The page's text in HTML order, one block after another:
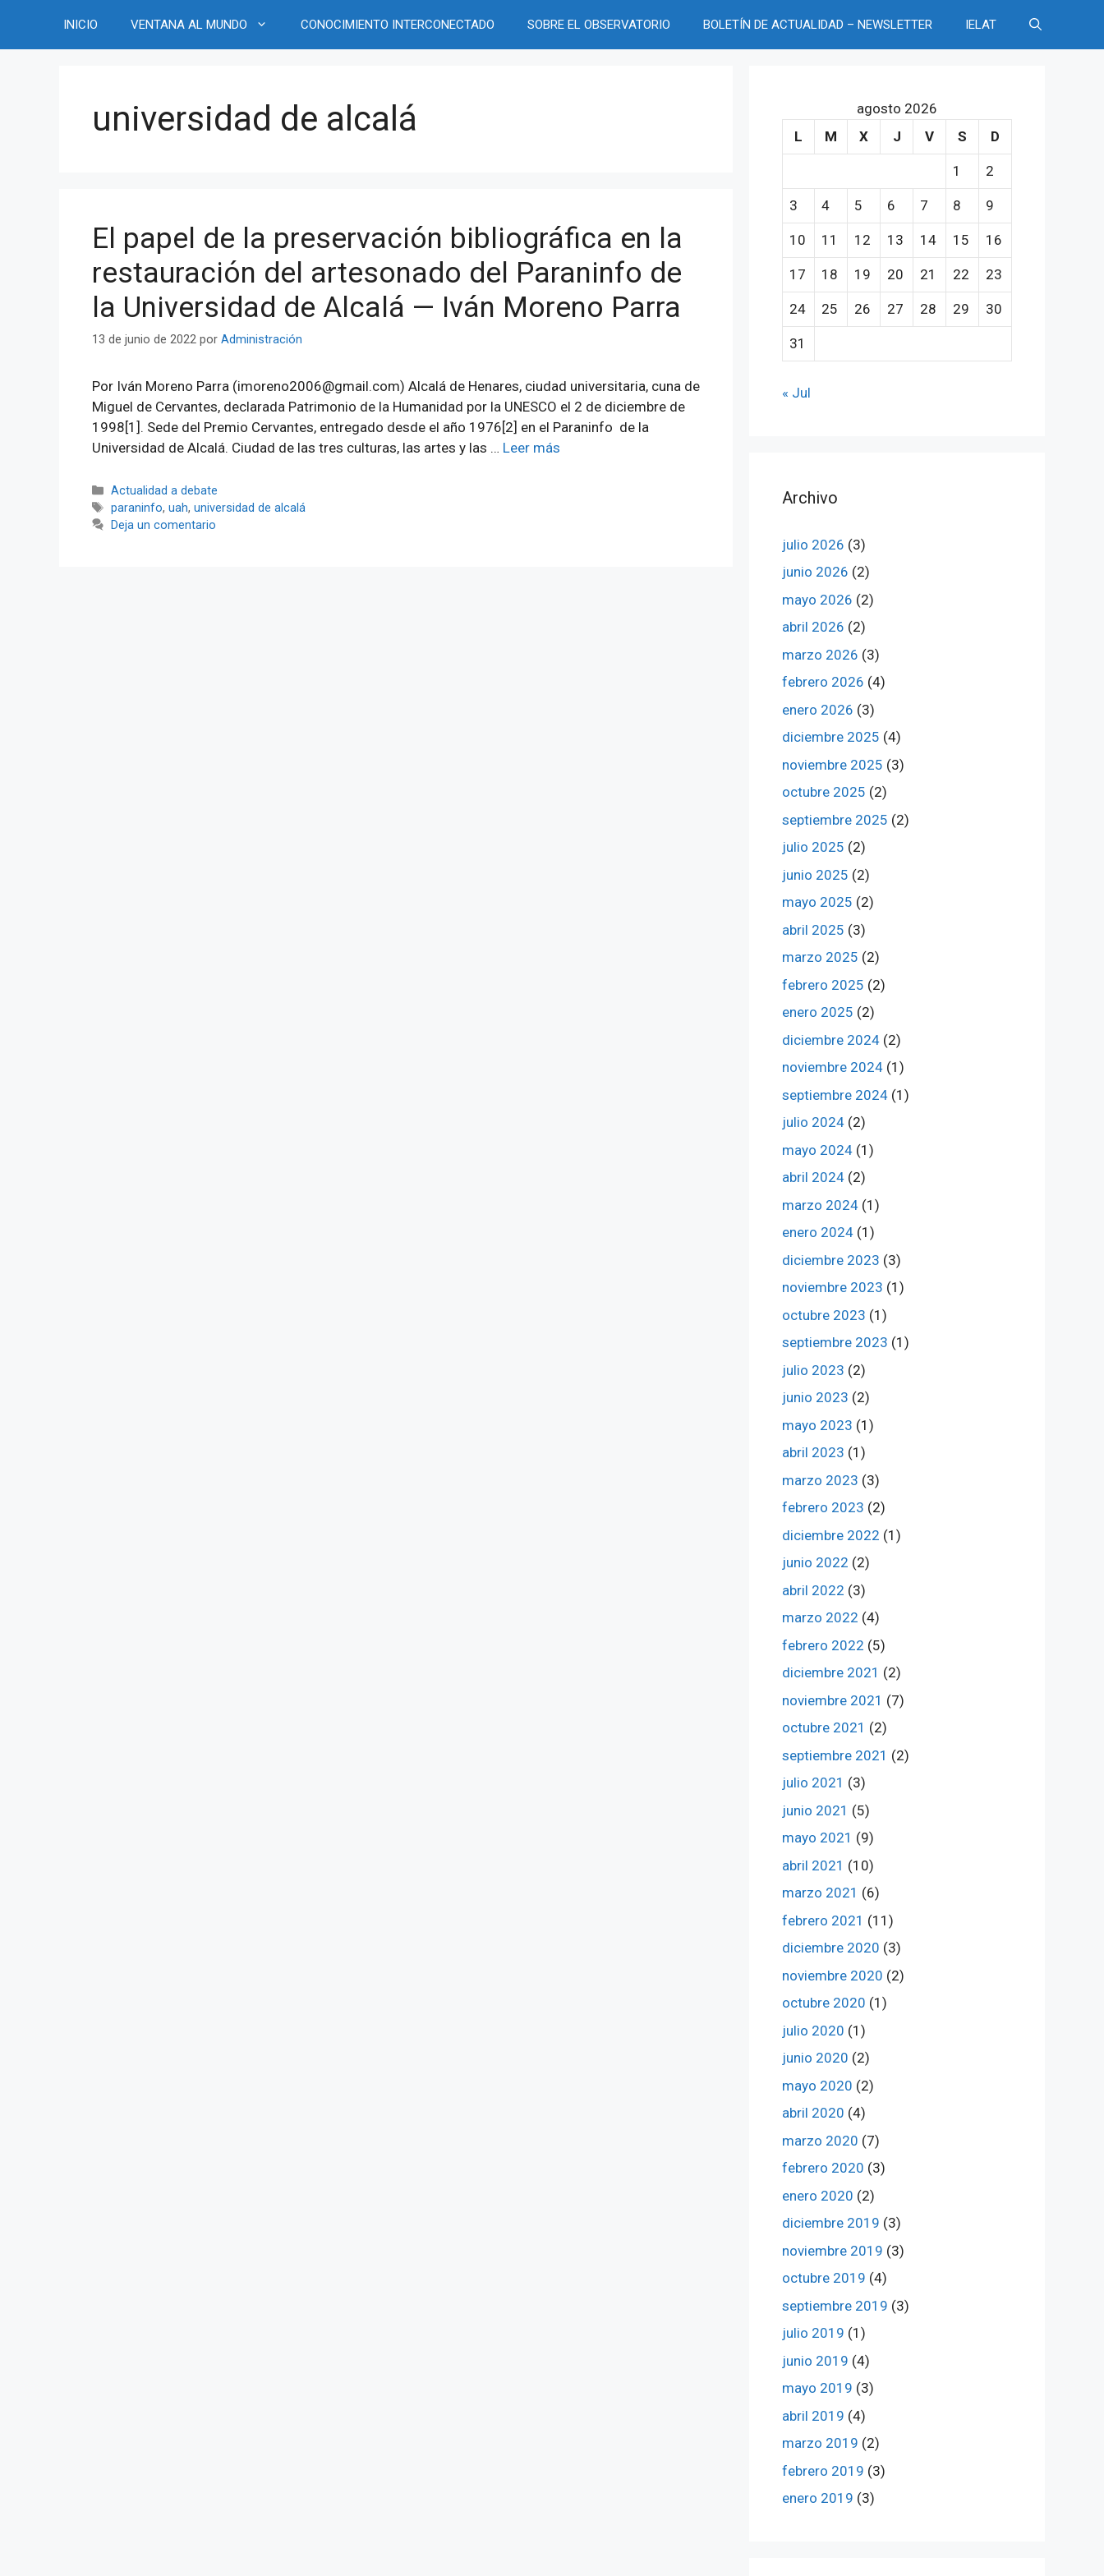
contenido
INICIO VENTANA AL MUNDO CONOCIMIENTO INTERCONECTADO SOBRE EL OBSERVATORIO BOLETÍN DE ACTUALIDAD – NEWSLETTER IELAT
universidad de alcalá
El papel de la preservación bibliográfica en la
restauración del artesonado del Paraninfo de
la Universidad de Alcalá — Iván Moreno Parra
13 de junio de 2022 por Administración
Por Iván Moreno Parra (imoreno2006@gmail.com) Alcalá de Henares, ciudad universitaria, cuna de
Miguel de Cervantes, declarada Patrimonio de la Humanidad por la UNESCO el 2 de diciembre de
1998[1]. Sede del Premio Cervantes, entregado desde el año 1976[2] en el Paraninfo de la
Universidad de Alcalá. Ciudad de las tres culturas, las artes y las … Leer más
Categorías
Actualidad a debate
Etiquetas
paraninfo,uah,universidad de alcalá
Deja un comentario
agosto 2026
L
M X J V S D
1 2
3 4 5 6 7 8 9
10 11 12 13 14 15 16
17 18 19 20 21 22 23
24 25 26 27 28 29 30
31
« Jul
Archivo
julio 2026 (3)
junio 2026 (2)
mayo 2026 (2)
abril 2026 (2)
marzo 2026 (3)
febrero 2026 (4)
enero 2026 (3)
diciembre 2025 (4)
noviembre 2025 (3)
octubre 2025 (2)
septiembre 2025 (2)
julio 2025 (2)
junio 2025 (2)
mayo 2025 (2)
abril 2025 (3)
marzo 2025 (2)
febrero 2025 (2)
enero 2025 (2)
diciembre 2024 (2)
noviembre 2024 (1)
septiembre 2024 (1)
julio 2024 (2)
mayo 2024 (1)
abril 2024 (2)
marzo 2024 (1)
enero 2024 (1)
diciembre 2023 (3)
noviembre 2023 (1)
octubre 2023 (1)
septiembre 2023 (1)
julio 2023 (2)
junio 2023 (2)
mayo 2023 (1)
abril 2023 (1)
marzo 2023 (3)
febrero 2023 (2)
diciembre 2022 (1)
junio 2022 (2)
abril 2022 (3)
marzo 2022 (4)
febrero 2022 (5)
diciembre 2021 (2)
noviembre 2021 (7)
octubre 2021 (2)
septiembre 2021 (2)
julio 2021 (3)
junio 2021 (5)
mayo 2021 (9)
abril 2021 (10)
marzo 2021 (6)
febrero 2021 (11)
diciembre 2020 (3)
noviembre 2020 (2)
octubre 2020 (1)
julio 2020 (1)
junio 2020 (2)
mayo 2020 (2)
abril 2020 (4)
marzo 2020 (7)
febrero 2020 (3)
enero 2020 (2)
diciembre 2019 (3)
noviembre 2019 (3)
octubre 2019 (4)
septiembre 2019 (3)
julio 2019 (1)
junio 2019 (4)
mayo 2019 (3)
abril 2019 (4)
marzo 2019 (2)
febrero 2019 (3)
enero 2019 (3)